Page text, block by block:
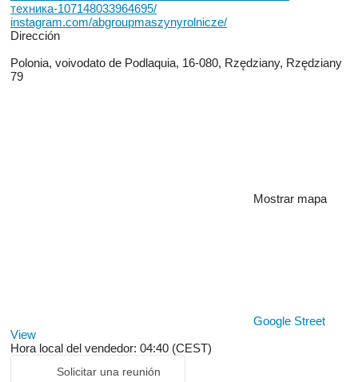
техника-107148033964695/
instagram.com/abgroupmaszynyrolnicze/
Dirección
Polonia, voivodato de Podlaquia, 16-080, Rzędziany, Rzędziany
79
Mostrar mapa
Google Street
View
Hora local del vendedor: 04:40 (CEST)
Solicitar una reunión